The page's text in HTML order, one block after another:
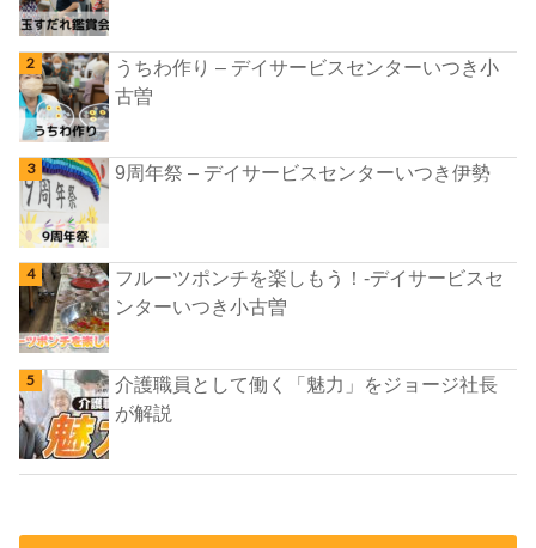
うちわ作り – デイサービスセンターいつき小
古曽
9周年祭 – デイサービスセンターいつき伊勢
フルーツポンチを楽しもう！-デイサービスセ
ンターいつき小古曽
介護職員として働く「魅力」をジョージ社長
が解説